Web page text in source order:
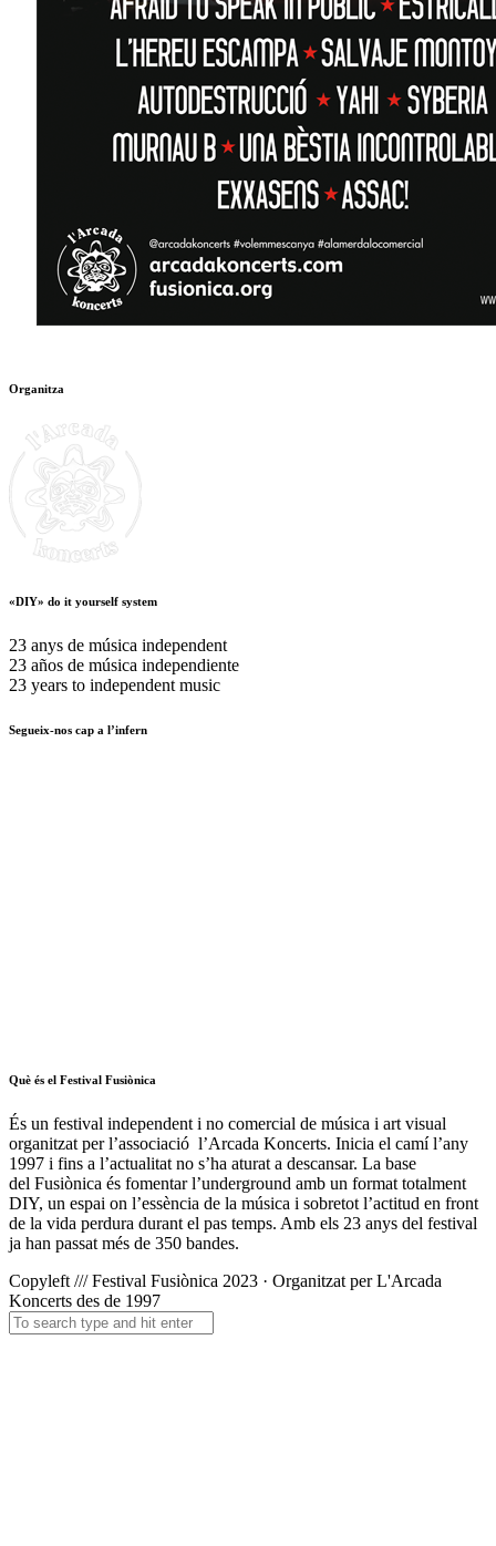
Organitza
«DIY» do it yourself system
23 anys de música independent
23 años de música independiente
23 years to independent music
Segueix-nos cap a l’infern
Què és el Festival Fusiònica
És un festival independent i no comercial de música i art visual
organitzat per l’associació l’Arcada Koncerts. Inicia el camí l’any
1997 i fins a l’actualitat no s’ha aturat a descansar. La base
del Fusiònica és fomentar l’underground amb un format totalment
DIY, un espai on l’essència de la música i sobretot l’actitud en front
de la vida perdura durant el pas temps. Amb els 23 anys del festival
ja han passat més de 350 bandes.
Copyleft /// Festival Fusiònica 2023 · Organitzat per L'Arcada
Koncerts des de 1997